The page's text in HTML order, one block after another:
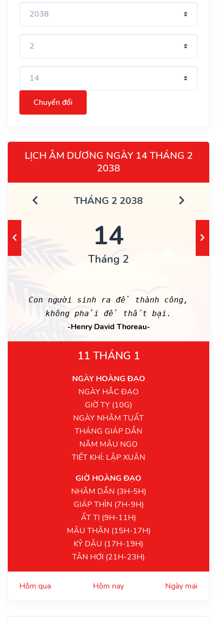
Chuyển đổi
LỊCH ÂM DƯƠNG NGÀY 14 THÁNG 2
2038
THÁNG 2 2038
14
Tháng 2
Con người sinh ra để thành công,
không phải để thất bại.
-Henry David Thoreau-
11 THÁNG 1
NGÀY HOÀNG ĐẠO
NGÀY HẮC ĐẠO
GIỜ TỴ (10G)
NGÀY NHÂM TUẤT
THÁNG GIÁP DẦN
NĂM MẬU NGỌ
TIẾT KHÍ: LẬP XUÂN
GIỜ HOÀNG ĐẠO
NHÂM DẦN (3H-5H)
GIÁP THÌN (7H-9H)
ẤT TỊ (9H-11H)
MẬU THÂN (15H-17H)
KỶ DẬU (17H-19H)
TÂN HỢI (21H-23H)
Hôm qua Hôm nay Ngày mai